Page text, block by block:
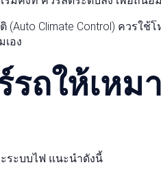
Climate Control) ควรใ
เอง
รถให้เห
ระบบไฟ แนะนำดังนี้